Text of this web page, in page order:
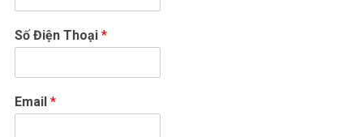
Số Điện Thoại *
Email *